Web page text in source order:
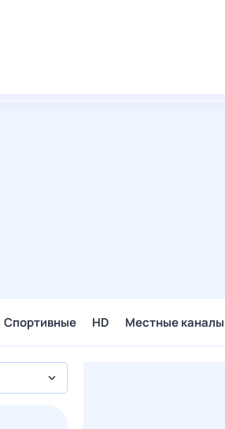
Спортивные HD Местные каналы